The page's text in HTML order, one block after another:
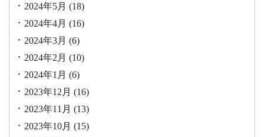
2024年5月 (18)
2024年4月 (16)
2024年3月 (6)
2024年2月 (10)
2024年1月 (6)
2023年12月 (16)
2023年11月 (13)
2023年10月 (15)